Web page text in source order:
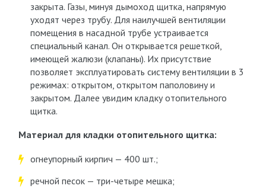
закрыта. Газы, минуя дымоход щитка, напрямую
уходят через трубу. Для наилучшей вентиляции
помещения в насадной трубе устраивается
специальный канал. Он открывается решеткой,
имеющей жалюзи (клапаны). Их присутствие
позволяет эксплуатировать систему вентиляции в 3
режимах: открытом, открытом паполовину и
закрытом. Далее увидим кладку отопительного
щитка.
Материал для кладки отопительного щитка:
огнеупорный кирпич — 400 шт.;
речной песок — три-четыре мешка;